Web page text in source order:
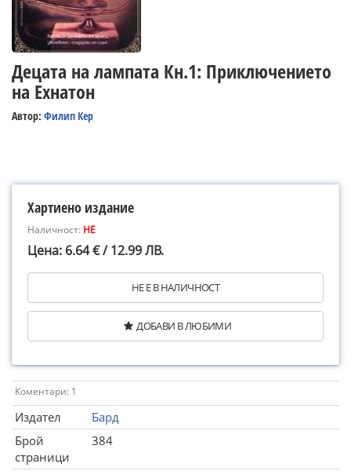
Децата на лампата Кн.1: Приключението
на Ехнатон
Автор: Филип Кер
Хартиено издание
Наличност: НЕ
Цена: 6.64 € / 12.99 ЛВ.
НЕ Е В НАЛИЧНОСТ
ДОБАВИ В ЛЮБИМИ
Коментари: 1
Издател
Бард
Брой
страници
384